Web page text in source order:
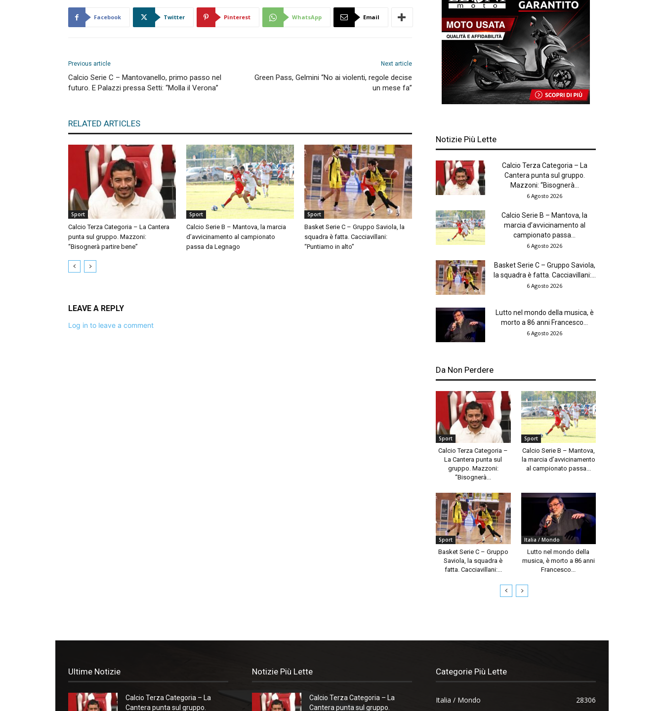
Facebook Twitter Pinterest WhatsApp Email
Previous article
Calcio Serie C – Mantovanello, primo passo nel
futuro. E Palazzi pressa Setti: “Molla il Verona”
Next article
Green Pass, Gelmini “No ai violenti, regole decise
un mese fa”
RELATED ARTICLES
Sport
Calcio Terza Categoria – La Cantera
punta sul gruppo. Mazzoni:
“Bisognerà partire bene”
Sport
Calcio Serie B – Mantova, la marcia
d’avvicinamento al campionato
passa da Legnago
Sport
Basket Serie C – Gruppo Saviola, la
squadra è fatta. Cacciavillani:
“Puntiamo in alto”
LEAVE A REPLY
Log in to leave a comment
Notizie Più Lette
Calcio Terza Categoria – La
Cantera punta sul gruppo.
Mazzoni: “Bisognerà...
6 Agosto 2026
Calcio Serie B – Mantova, la
marcia d’avvicinamento al
campionato passa...
6 Agosto 2026
Basket Serie C – Gruppo Saviola,
la squadra è fatta. Cacciavillani:...
6 Agosto 2026
Lutto nel mondo della musica, è
morto a 86 anni Francesco...
6 Agosto 2026
Da Non Perdere
Sport
Calcio Terza Categoria –
La Cantera punta sul
gruppo. Mazzoni:
“Bisognerà...
Sport
Calcio Serie B – Mantova,
la marcia d’avvicinamento
al campionato passa...
Sport
Basket Serie C – Gruppo
Saviola, la squadra è
fatta. Cacciavillani:...
Italia / Mondo
Lutto nel mondo della
musica, è morto a 86 anni
Francesco...
Ultime Notizie
Calcio Terza Categoria – La
Cantera punta sul gruppo.
Notizie Più Lette
Calcio Terza Categoria – La
Cantera punta sul gruppo.
Categorie Più Lette
Italia / Mondo
28306